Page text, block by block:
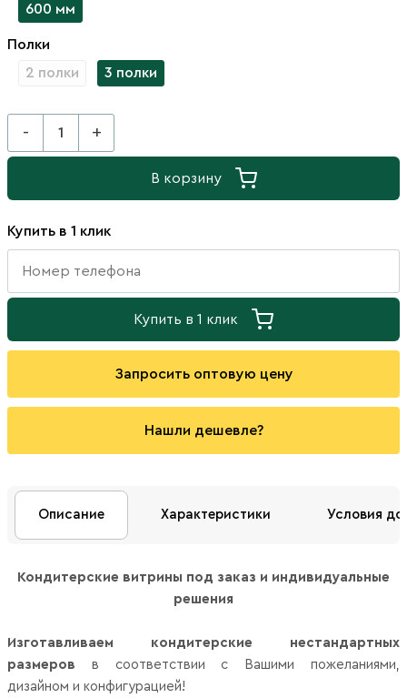
600 мм
Полки
2 полки
3 полки
- +
В корзину
Купить в 1 клик
Купить в 1 клик
Запросить оптовую цену
Нашли дешевле?
Описание Характеристики Условия
Кондитерские витрины под заказ и индивидуальные
решения
Изготавливаем кондитерские нестандартных
размеров в соответствии с Вашими пожеланиями,
дизайном и конфигурацией!